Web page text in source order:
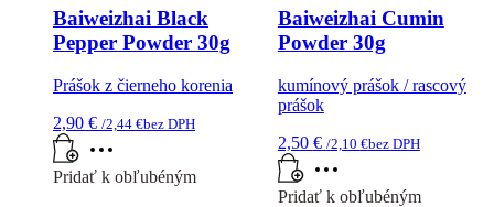
Baiweizhai Black
Pepper Powder 30g
Prášok z čierneho korenia
2,90 € /2,44 €bez DPH
Pridať k obľubéným
Baiweizhai Cumin
Powder 30g
kumínový prášok / rascový
prášok
2,50 € /2,10 €bez DPH
Pridať k obľubéným